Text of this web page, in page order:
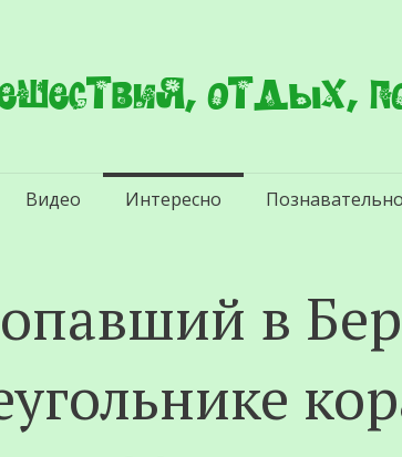
отдых,
Видео Интересно Познавательно
в